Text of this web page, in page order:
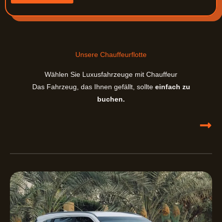
d
t
Unsere Chauffeurflotte
Wählen Sie Luxusfahrzeuge mit Chauffeur
Das Fahrzeug, das Ihnen gefällt, sollte einfach zu
buchen.